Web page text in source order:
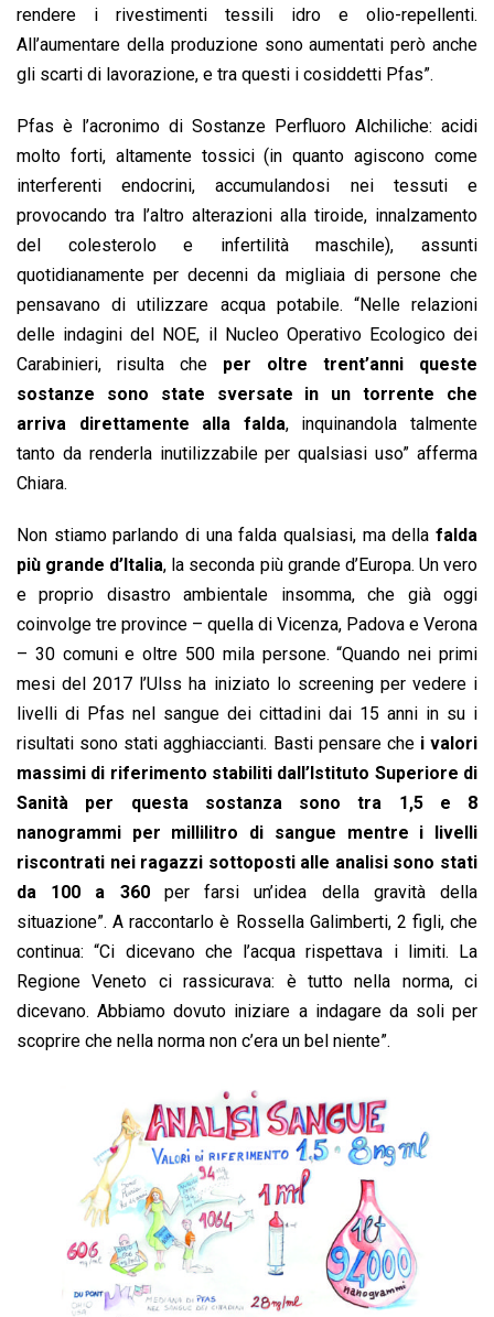
rendere i rivestimenti tessili idro e olio-repellenti.
All’aumentare della produzione sono aumentati però anche
gli scarti di lavorazione, e tra questi i cosiddetti Pfas”.
Pfas è l’acronimo di Sostanze Perfluoro Alchiliche: acidi
molto forti, altamente tossici (in quanto agiscono come
interferenti endocrini, accumulandosi nei tessuti e
provocando tra l’altro alterazioni alla tiroide, innalzamento
del colesterolo e infertilità maschile), assunti
quotidianamente per decenni da migliaia di persone che
pensavano di utilizzare acqua potabile. “Nelle relazioni
delle indagini del NOE, il Nucleo Operativo Ecologico dei
Carabinieri, risulta che per oltre trent’anni queste
sostanze sono state sversate in un torrente che
arriva direttamente alla falda, inquinandola talmente
tanto da renderla inutilizzabile per qualsiasi uso” afferma
Chiara.
Non stiamo parlando di una falda qualsiasi, ma della falda
più grande d’Italia, la seconda più grande d’Europa. Un vero
e proprio disastro ambientale insomma, che già oggi
coinvolge tre province – quella di Vicenza, Padova e Verona
– 30 comuni e oltre 500 mila persone. “Quando nei primi
mesi del 2017 l’Ulss ha iniziato lo screening per vedere i
livelli di Pfas nel sangue dei cittadini dai 15 anni in su i
risultati sono stati agghiaccianti. Basti pensare che i valori
massimi di riferimento stabiliti dall’Istituto Superiore di
Sanità per questa sostanza sono tra 1,5 e 8
nanogrammi per millilitro di sangue mentre i livelli
riscontrati nei ragazzi sottoposti alle analisi sono stati
da 100 a 360per farsi un’idea della gravità della
situazione”. A raccontarlo è Rossella Galimberti, 2 figli, che
continua: “Ci dicevano che l’acqua rispettava i limiti. La
Regione Veneto ci rassicurava: è tutto nella norma, ci
dicevano. Abbiamo dovuto iniziare a indagare da soli per
scoprire che nella norma non c’era un bel niente”.